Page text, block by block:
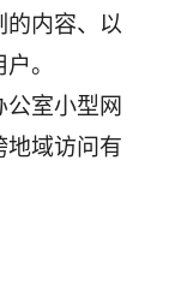
的内容、以
。
室小型网
地域访问有